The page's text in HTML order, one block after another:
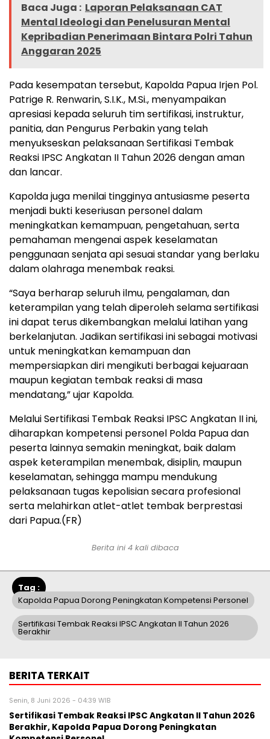
Baca Juga : Laporan Pelaksanaan CAT
Mental Ideologi dan Penelusuran Mental
Kepribadian Penerimaan Bintara Polri Tahun
Anggaran 2025
Pada kesempatan tersebut, Kapolda Papua Irjen Pol.
Patrige R. Renwarin, S.I.K., M.Si., menyampaikan
apresiasi kepada seluruh tim sertifikasi, instruktur,
panitia, dan Pengurus Perbakin yang telah
menyukseskan pelaksanaan Sertifikasi Tembak
Reaksi IPSC Angkatan II Tahun 2026 dengan aman
dan lancar.
Kapolda juga menilai tingginya antusiasme peserta
menjadi bukti keseriusan personel dalam
meningkatkan kemampuan, pengetahuan, serta
pemahaman mengenai aspek keselamatan
penggunaan senjata api sesuai standar yang berlaku
dalam olahraga menembak reaksi.
“Saya berharap seluruh ilmu, pengalaman, dan
keterampilan yang telah diperoleh selama sertifikasi
ini dapat terus dikembangkan melalui latihan yang
berkelanjutan. Jadikan sertifikasi ini sebagai motivasi
untuk meningkatkan kemampuan dan
mempersiapkan diri mengikuti berbagai kejuaraan
maupun kegiatan tembak reaksi di masa
mendatang,” ujar Kapolda.
Melalui Sertifikasi Tembak Reaksi IPSC Angkatan II ini,
diharapkan kompetensi personel Polda Papua dan
peserta lainnya semakin meningkat, baik dalam
aspek keterampilan menembak, disiplin, maupun
keselamatan, sehingga mampu mendukung
pelaksanaan tugas kepolisian secara profesional
serta melahirkan atlet-atlet tembak berprestasi
dari Papua.(FR)
Berita ini 4 kali dibaca
Tag :
Kapolda Papua Dorong Peningkatan Kompetensi Personel
Sertifikasi Tembak Reaksi IPSC Angkatan II Tahun 2026
Berakhir
BERITA TERKAIT
Senin, 8 Juni 2026 - 04:39 WIB
Sertifikasi Tembak Reaksi IPSC Angkatan II Tahun 2026
Berakhir, Kapolda Papua Dorong Peningkatan